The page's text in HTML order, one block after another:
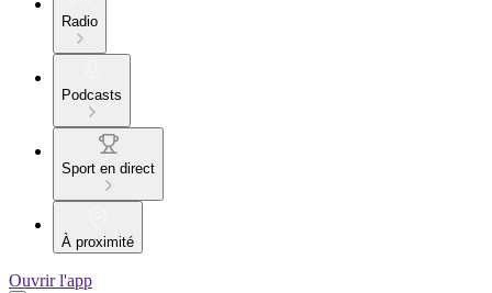
Radio
Podcasts
Sport en direct
À proximité
Ouvrir l'app